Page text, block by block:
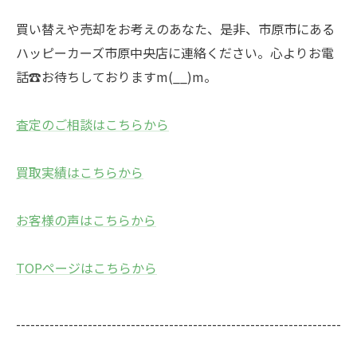
買い替えや売却をお考えのあなた、是非、市原市にある
ハッピーカーズ市原中央店に連絡ください。心よりお電
話☎お待ちしておりますm(__)m。
査定のご相談はこちらから
買取実績はこちらから
お客様の声はこちらから
TOPページはこちらから
--------------------------------------------------------------------